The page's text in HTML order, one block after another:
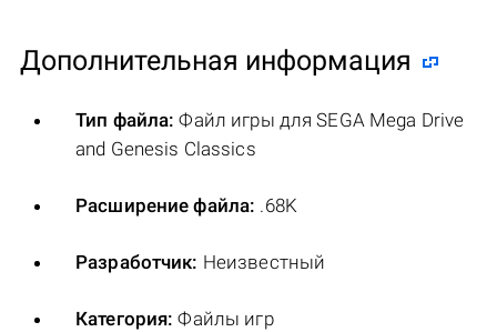
Дополнительная информация
Тип файла: Файл игры для SEGA Mega Drive
and Genesis Classics
Расширение файла: .68K
Разработчик: Неизвестный
Категория: Файлы игр